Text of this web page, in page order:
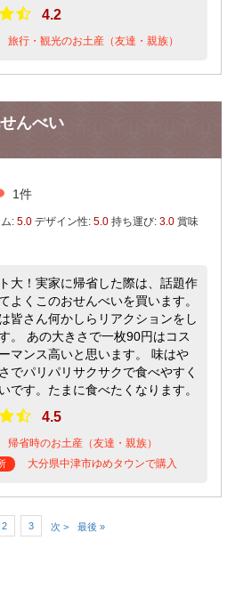
4.2
旅行・観光のお土産（友達・親族）
んべい
1件
: 5.0 デザイン性: 5.0 持ち運び: 3.0 賞味
大！実家に帰省した際は、話題作
よくこのおせんべいを買います。
皆さん何かしらリアクションをし
。 あの大きさで一枚90円はコス
マンス高いと思います。 味はや
でパリパリサクサクで食べやすく
です。たまに食べたくなります。
4.5
帰省時のお土産（友達・親族）
大分県中津市ゆめタウンで購入
2 3 次 > 最後 »